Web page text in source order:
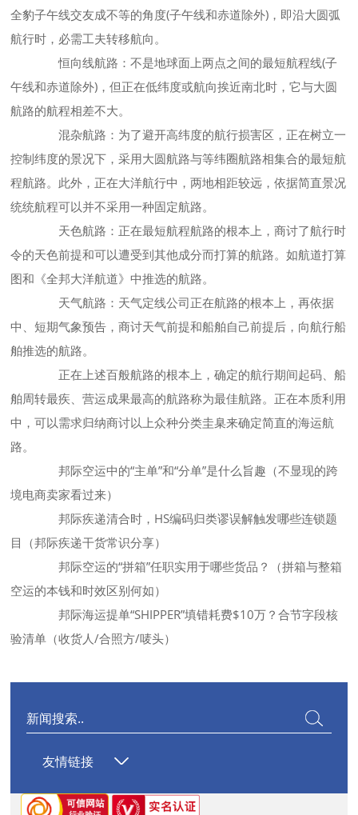
全豹子午线交友成不等的角度(子午线和赤道除外)，即沿大圆弧
航行时，必需工夫转移航向。
恒向线航路：不是地球面上两点之间的最短航程线(子
午线和赤道除外)，但正在低纬度或航向挨近南北时，它与大圆
航路的航程相差不大。
混杂航路：为了避开高纬度的航行损害区，正在树立一
控制纬度的景况下，采用大圆航路与等纬圈航路相集合的最短航
程航路。此外，正在大洋航行中，两地相距较远，依据简直景况
统统航程可以并不采用一种固定航路。
天色航路：正在最短航程航路的根本上，商讨了航行时
令的天色前提和可以遭受到其他成分而打算的航路。如航道打算
图和《全邦大洋航道》中推选的航路。
天气航路：天气定线公司正在航路的根本上，再依据
中、短期气象预告，商讨天气前提和船舶自己前提后，向航行船
舶推选的航路。
正在上述百般航路的根本上，确定的航行期间起码、船
舶周转最疾、营运成果最高的航路称为最佳航路。正在本质利用
中，可以需求归纳商讨以上众种分类圭臬来确定简直的海运航
路。
邦际空运中的“主单”和“分单”是什么旨趣（不显现的跨
境电商卖家看过来）
邦际疾递清合时，HS编码归类谬误解触发哪些连锁题
目（邦际疾递干货常识分享）
邦际空运的“拼箱”任职实用于哪些货品？（拼箱与整箱
空运的本钱和时效区别何如）
邦际海运提单“SHIPPER”填错耗费$10万？合节字段核
验清单（收货人/合照方/唛头）
友情链接